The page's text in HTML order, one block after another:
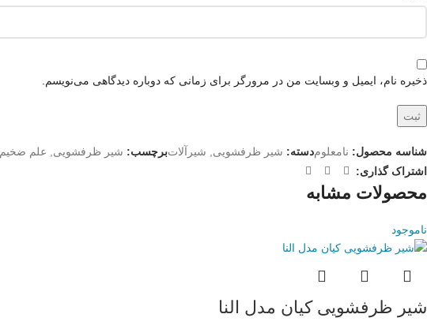
ذخیره نام، ایمیل و وبسایت من در مرورگر برای زمانی که دوباره دیدگاهی می‌نویسم.
شناسه محصول: نامعلومدسته: شیر ظرفشویی شیرآلاتبرچسب: شیر ظرفشویی علم ضخیم
اشتراک گذاری:
محصولات مشابه
ناموجود
شیر ظرفشویی کیان مدل النا